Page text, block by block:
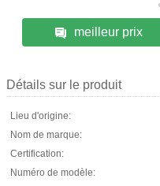
meilleur prix
Détails sur le produit
Lieu d'origine:
Nom de marque:
Certification:
Numéro de modèle: